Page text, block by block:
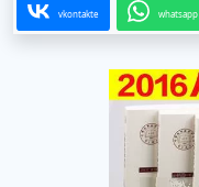
vkontakte whatsapp